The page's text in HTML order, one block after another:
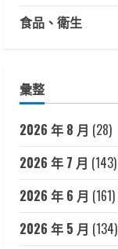
食品、衛生
彙整
2026 年 8 月 (28)
2026 年 7 月 (143)
2026 年 6 月 (161)
2026 年 5 月 (134)